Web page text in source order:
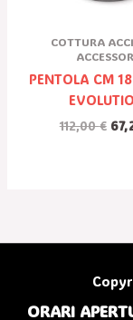
COTTURA
PENTOLA CM
112,00€
ORARI